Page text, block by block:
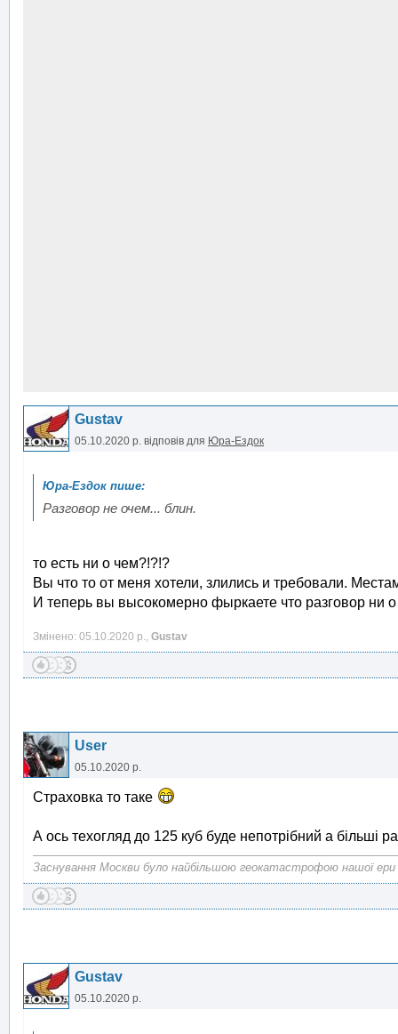
Gustav
05.10.2020 р. відповів для Юра-Ездок
Разговор не очем... блин.
то есть ни о чем?!?!?
Вы что то от меня хотели, злились и требовали.
И теперь вы высокомерно фыркаете что разговор ни
Змінено: 05.10.2020 р., Gustav
User
05.10.2020 р.
Страховка то таке
А ось техогляд до 125 куб буде непотрібний а більші
Заснування Москви було найбільшою геокатастрофою нашої ери
Gustav
05.10.2020 р.